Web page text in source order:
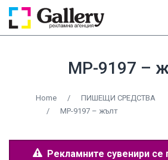
MP-9197 –
Home /
ПИШЕЩИ СРЕДСТВА
/
MP-9197 – жълт
Рекламните сувенири се